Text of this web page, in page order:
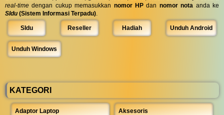
real-time dengan cukup memasukkan nomor HP dan nomor nota anda ke
SIdu (Sistem Informasi Terpadu).
SIdu Reseller Hadiah Unduh Android
Unduh Windows
KATEGORI
Adaptor Laptop Aksesoris